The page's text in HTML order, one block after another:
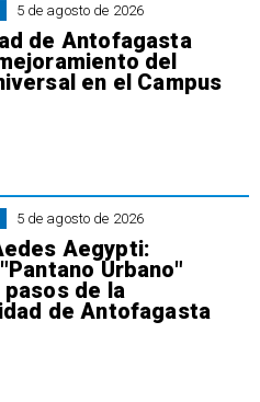
5 de agosto de 2026
de Antofagasta
del
en el Campus
5 de agosto de 2026
Aegypti:
Urbano"
pasos de la
de Antofagasta